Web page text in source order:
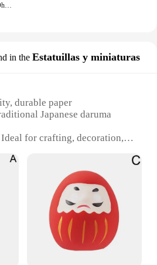
Adorno de cerámica de huevos Dharma, figuritas Daruma japonesas tradicionales, adornos de regalo, artesanías de porcelana, cerámica para coche Miss
in the Estatuillas y miniaturas
durable paper
Japanese daruma
Ideal for crafting, decoration,
Perfect for home decor,
or Quantity: Available in
and quantities to suit
Lightweight and easy to
finish for painting or writing